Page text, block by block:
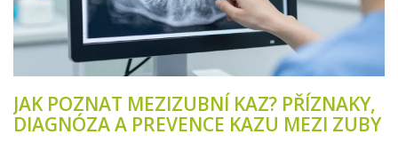
JAK POZNAT MEZIZUBNÍ KAZ? PŘÍZNAKY,
DIAGNÓZA A PREVENCE KAZU MEZI ZUBY